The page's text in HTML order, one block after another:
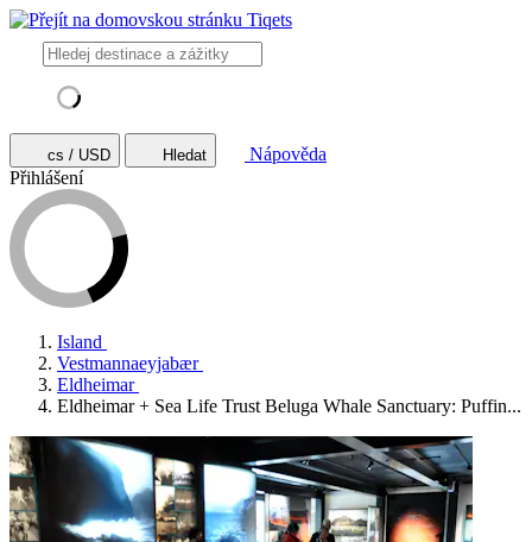
cs / USD Hledat
Nápověda
Přihlášení
Island
Vestmannaeyjabær
Eldheimar
Eldheimar + Sea Life Trust Beluga Whale Sanctuary: Puffin...